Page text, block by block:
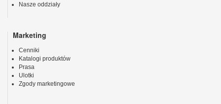
Nasze oddziały
Marketing
Cenniki
Katalogi produktów
Prasa
Ulotki
Zgody marketingowe